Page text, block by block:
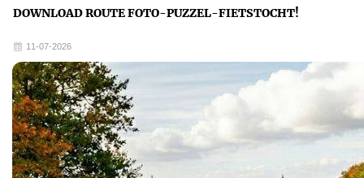
DOWNLOAD ROUTE FOTO-PUZZEL-FIETSTOCHT!
11-07-2026